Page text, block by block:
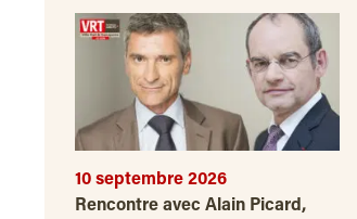
10 septembre 2026
Rencontre avec Alain Picard,